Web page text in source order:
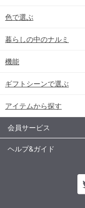
色で選ぶ
暮らしの中のナルミ
機能
ギフトシーンで選ぶ
アイテムから探す
会員サービス
ヘルプ&ガイド